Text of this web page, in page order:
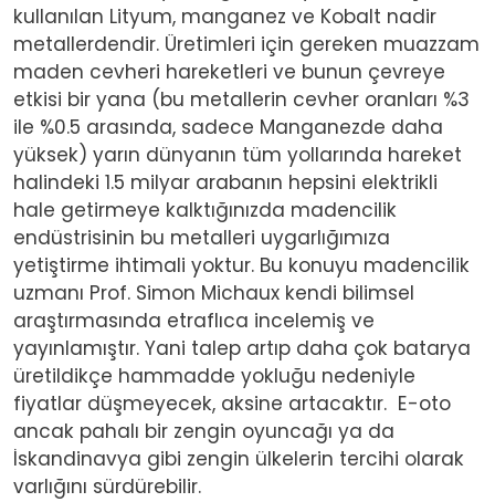
kullanılan Lityum, manganez ve Kobalt nadir
metallerdendir. Üretimleri için gereken muazzam
maden cevheri hareketleri ve bunun çevreye
etkisi bir yana (bu metallerin cevher oranları %3
ile %0.5 arasında, sadece Manganezde daha
yüksek) yarın dünyanın tüm yollarında hareket
halindeki 1.5 milyar arabanın hepsini elektrikli
hale getirmeye kalktığınızda madencilik
endüstrisinin bu metalleri uygarlığımıza
yetiştirme ihtimali yoktur. Bu konuyu madencilik
uzmanı Prof. Simon Michaux kendi bilimsel
araştırmasında etraflıca incelemiş ve
yayınlamıştır. Yani talep artıp daha çok batarya
üretildikçe hammadde yokluğu nedeniyle
fiyatlar düşmeyecek, aksine artacaktır. E-oto
ancak pahalı bir zengin oyuncağı ya da
İskandinavya gibi zengin ülkelerin tercihi olarak
varlığını sürdürebilir.